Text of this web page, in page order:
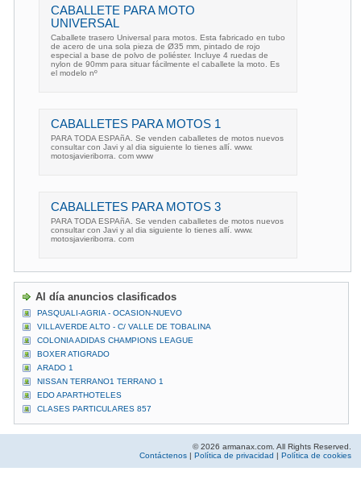
CABALLETE PARA MOTO
UNIVERSAL
Caballete trasero Universal para motos. Esta fabricado en tubo
de acero de una sola pieza de Ø35 mm, pintado de rojo
especial a base de polvo de poliéster. Incluye 4 ruedas de
nylon de 90mm para situar fácilmente el caballete la moto. Es
el modelo nº
CABALLETES PARA MOTOS 1
PARA TODA ESPAñA. Se venden caballetes de motos nuevos
consultar con Javi y al dia siguiente lo tienes allí. www.
motosjavieriborra. com www
CABALLETES PARA MOTOS 3
PARA TODA ESPAñA. Se venden caballetes de motos nuevos
consultar con Javi y al dia siguiente lo tienes allí. www.
motosjavieriborra. com
Al día anuncios clasificados
PASQUALI-AGRIA - OCASION-NUEVO
VILLAVERDE ALTO - C/ VALLE DE TOBALINA
COLONIA ADIDAS CHAMPIONS LEAGUE
BOXER ATIGRADO
ARADO 1
NISSAN TERRANO1 TERRANO 1
EDO APARTHOTELES
CLASES PARTICULARES 857
© 2026 armanax.com. All Rights Reserved.
Contáctenos | Política de privacidad | Política de cookies